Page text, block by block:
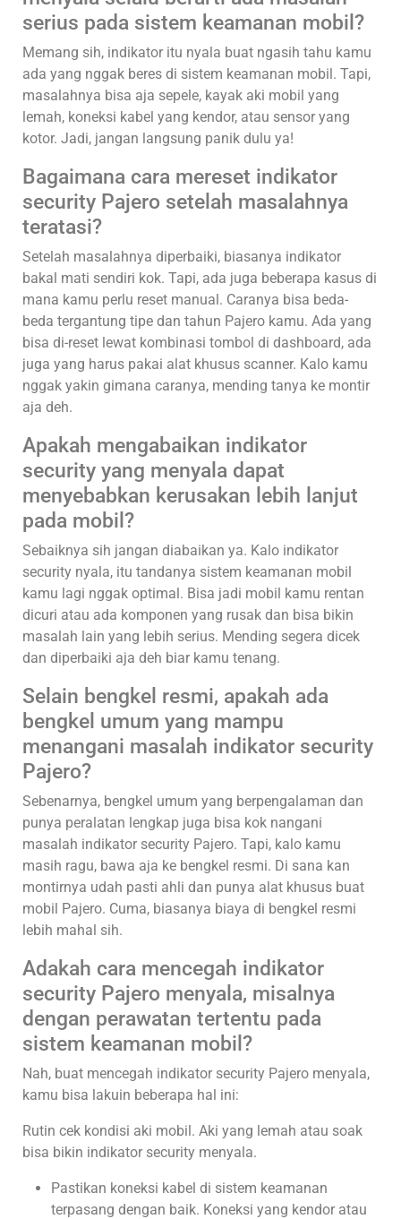
serius pada sistem keamanan mobil?
Memang sih, indikator itu nyala buat ngasih tahu kamu
ada yang nggak beres di sistem keamanan mobil. Tapi,
masalahnya bisa aja sepele, kayak aki mobil yang
lemah, koneksi kabel yang kendor, atau sensor yang
kotor. Jadi, jangan langsung panik dulu ya!
Bagaimana cara mereset indikator
security Pajero setelah masalahnya
teratasi?
Setelah masalahnya diperbaiki, biasanya indikator
bakal mati sendiri kok. Tapi, ada juga beberapa kasus di
mana kamu perlu reset manual. Caranya bisa beda-
beda tergantung tipe dan tahun Pajero kamu. Ada yang
bisa di-reset lewat kombinasi tombol di dashboard, ada
juga yang harus pakai alat khusus scanner. Kalo kamu
nggak yakin gimana caranya, mending tanya ke montir
aja deh.
Apakah mengabaikan indikator
security yang menyala dapat
menyebabkan kerusakan lebih lanjut
pada mobil?
Sebaiknya sih jangan diabaikan ya. Kalo indikator
security nyala, itu tandanya sistem keamanan mobil
kamu lagi nggak optimal. Bisa jadi mobil kamu rentan
dicuri atau ada komponen yang rusak dan bisa bikin
masalah lain yang lebih serius. Mending segera dicek
dan diperbaiki aja deh biar kamu tenang.
Selain bengkel resmi, apakah ada
bengkel umum yang mampu
menangani masalah indikator security
Pajero?
Sebenarnya, bengkel umum yang berpengalaman dan
punya peralatan lengkap juga bisa kok nangani
masalah indikator security Pajero. Tapi, kalo kamu
masih ragu, bawa aja ke bengkel resmi. Di sana kan
montirnya udah pasti ahli dan punya alat khusus buat
mobil Pajero. Cuma, biasanya biaya di bengkel resmi
lebih mahal sih.
Adakah cara mencegah indikator
security Pajero menyala, misalnya
dengan perawatan tertentu pada
sistem keamanan mobil?
Nah, buat mencegah indikator security Pajero menyala,
kamu bisa lakuin beberapa hal ini:
Rutin cek kondisi aki mobil. Aki yang lemah atau soak
bisa bikin indikator security menyala.
Pastikan koneksi kabel di sistem keamanan
terpasang dengan baik. Koneksi yang kendor atau